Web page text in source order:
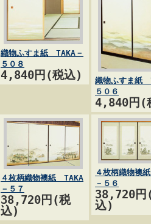
織物ふすま紙 TAKA－
５０８
4,840円(税込)
織物ふすま紙
５０６
4,840円(
４枚柄織物襖紙 TAKA
－５７
38,720円(税
込)
４枚柄織物襖
－５６
38,720円
込)